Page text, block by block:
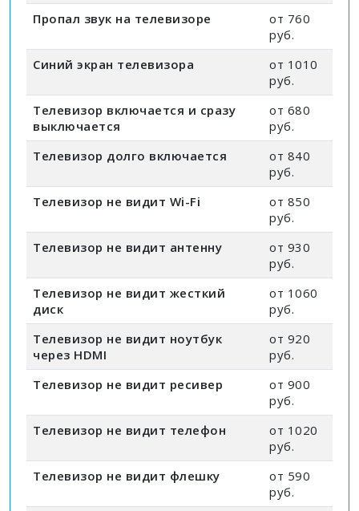
Пропал звук на телевизоре
от 760
руб.
Синий экран телевизора
от 1010
руб.
Телевизор включается и сразу
выключается
от 680
руб.
Телевизор долго включается
от 840
руб.
Телевизор не видит Wi-Fi
от 850
руб.
Телевизор не видит антенну
от 930
руб.
Телевизор не видит жесткий
диск
от 1060
руб.
Телевизор не видит ноутбук
через HDMI
от 920
руб.
Телевизор не видит ресивер
от 900
руб.
Телевизор не видит телефон
от 1020
руб.
Телевизор не видит флешку
от 590
руб.